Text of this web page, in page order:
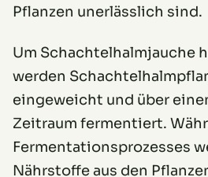
Pflanzen unerlässlich sind.
Um Schachtelhalmjauche
werden
eingeweicht und über
Zeitraum fermentiert.
Fermentationsprozesses
Nährstoffe aus den